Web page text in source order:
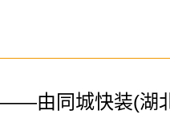
由同城快装(湖